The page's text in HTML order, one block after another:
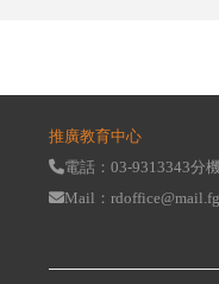
推廣教育中心
電話：03-9313343分
Mail：